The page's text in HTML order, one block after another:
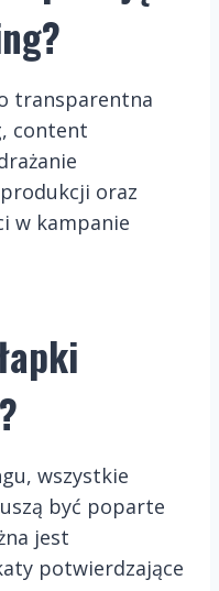
transparentna
content
oraz
w kampanie
wszystkie
być poparte
jest
potwierdzające